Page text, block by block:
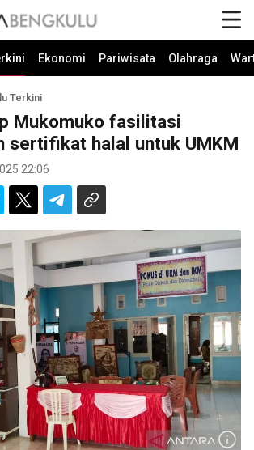
Ekonomi Pariwisata Olahraga
Terkini
Mukomuko fasilitasi
sertifikat halal untuk UMKM
22:06